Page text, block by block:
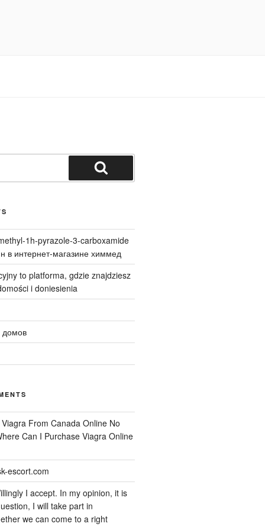
Search
1h-pyrazole-3-carboxamide
в интернет-магазине химмед
to platforma, gdzie znajdziesz
i doniesienia
домов
Viagra From Canada Online No
Can I Purchase Viagra Online
escort.com
I accept. In my opinion, it is
I will take part in
we can come to a right